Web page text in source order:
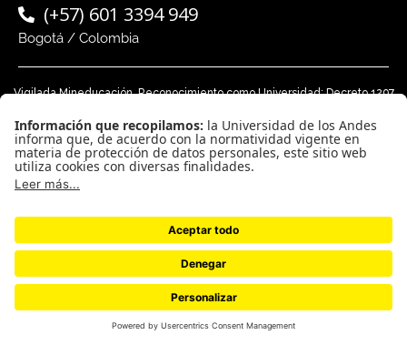
(+57) 601 3394 949
Bogotá / Colombia
Vigilada Mineducación. Reconocimiento como Universidad: Decreto 1297
28 del 23 de febrero de 1949 MInjusticia.